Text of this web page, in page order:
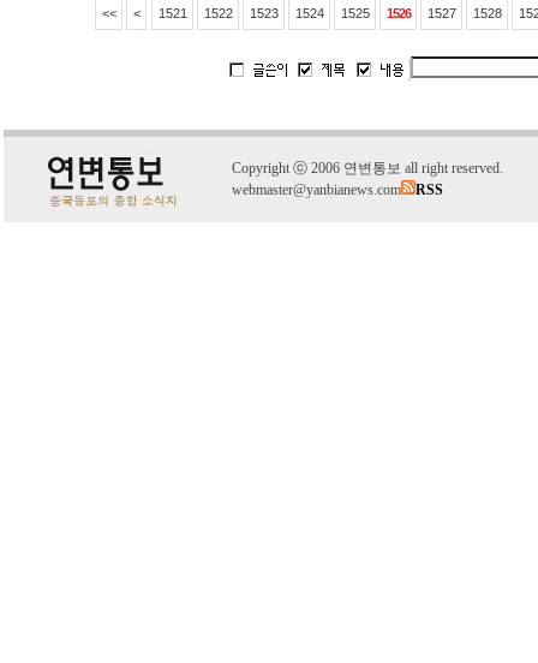
<< < 1521 1522 1523 1524 1525 1526 1527 1528
Copyright ⓒ 2006 연변통보 all right reserved.
webmaster@yanbianews.com
RSS